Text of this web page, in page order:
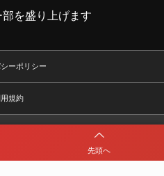
先頭へ
を盛り上げます
ーポリシー
規約